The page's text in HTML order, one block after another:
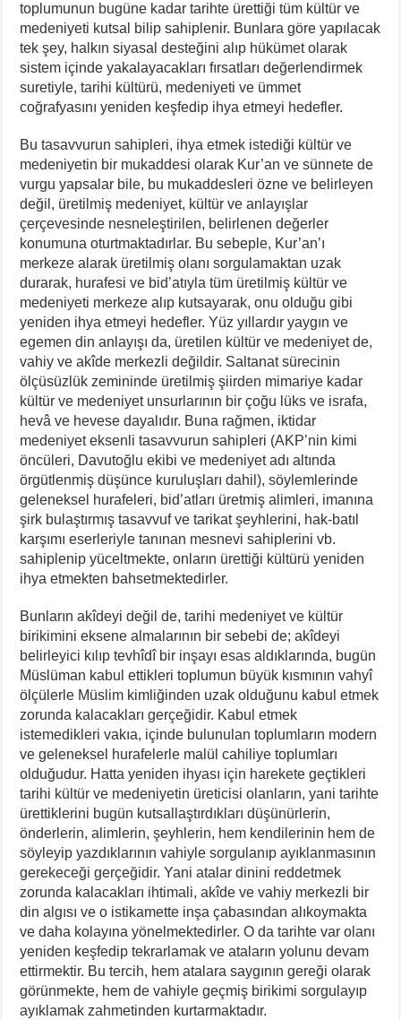
toplumunun bugüne kadar tarihte ürettiği tüm kültür ve
medeniyeti kutsal bilip sahiplenir. Bunlara göre yapılacak
tek şey, halkın siyasal desteğini alıp hükümet olarak
sistem içinde yakalayacakları fırsatları değerlendirmek
suretiyle, tarihi kültürü, medeniyeti ve ümmet
coğrafyasını yeniden keşfedip ihya etmeyi hedefler.
Bu tasavvurun sahipleri, ihya etmek istediği kültür ve
medeniyetin bir mukaddesi olarak Kur’an ve sünnete de
vurgu yapsalar bile, bu mukaddesleri özne ve belirleyen
değil, üretilmiş medeniyet, kültür ve anlayışlar
çerçevesinde nesneleştirilen, belirlenen değerler
konumuna oturtmaktadırlar. Bu sebeple, Kur’an’ı
merkeze alarak üretilmiş olanı sorgulamaktan uzak
durarak, hurafesi ve bid’atıyla tüm üretilmiş kültür ve
medeniyeti merkeze alıp kutsayarak, onu olduğu gibi
yeniden ihya etmeyi hedefler. Yüz yıllardır yaygın ve
egemen din anlayışı da, üretilen kültür ve medeniyet de,
vahiy ve akîde merkezli değildir. Saltanat sürecinin
ölçüsüzlük zemininde üretilmiş şiirden mimariye kadar
kültür ve medeniyet unsurlarının bir çoğu lüks ve israfa,
hevâ ve hevese dayalıdır. Buna rağmen, iktidar
medeniyet eksenli tasavvurun sahipleri (AKP’nin kimi
öncüleri, Davutoğlu ekibi ve medeniyet adı altında
örgütlenmiş düşünce kuruluşları dahil), söylemlerinde
geleneksel hurafeleri, bid’atları üretmiş alimleri, imanına
şirk bulaştırmış tasavvuf ve tarikat şeyhlerini, hak-batıl
karşımı eserleriyle tanınan mesnevi sahiplerini vb.
sahiplenip yüceltmekte, onların ürettiği kültürü yeniden
ihya etmekten bahsetmektedirler.
Bunların akîdeyi değil de, tarihi medeniyet ve kültür
birikimini eksene almalarının bir sebebi de; akîdeyi
belirleyici kılıp tevhîdî bir inşayı esas aldıklarında, bugün
Müslüman kabul ettikleri toplumun büyük kısmının vahyî
ölçülerle Müslim kimliğinden uzak olduğunu kabul etmek
zorunda kalacakları gerçeğidir. Kabul etmek
istemedikleri vakıa, içinde bulunulan toplumların modern
ve geleneksel hurafelerle malül cahiliye toplumları
olduğudur. Hatta yeniden ihyası için harekete geçtikleri
tarihi kültür ve medeniyetin üreticisi olanların, yani tarihte
ürettiklerini bugün kutsallaştırdıkları düşünürlerin,
önderlerin, alimlerin, şeyhlerin, hem kendilerinin hem de
söyleyip yazdıklarının vahiyle sorgulanıp ayıklanmasının
gerekeceği gerçeğidir. Yani atalar dinini reddetmek
zorunda kalacakları ihtimali, akîde ve vahiy merkezli bir
din algısı ve o istikamette inşa çabasından alıkoymakta
ve daha kolayına yönelmektedirler. O da tarihte var olanı
yeniden keşfedip tekrarlamak ve ataların yolunu devam
ettirmektir. Bu tercih, hem atalara saygının gereği olarak
görünmekte, hem de vahiyle geçmiş birikimi sorgulayıp
ayıklamak zahmetinden kurtarmaktadır.